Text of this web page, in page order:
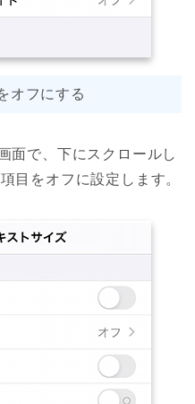
オフにする
面で、下にスクロールし
目をオフに設定します。